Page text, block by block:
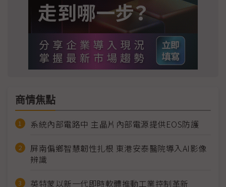
商情焦點
系統內部電路中 主晶片內部電源提供EOS防護
屏南偏鄉智慧韌性扎根 東港安泰醫院導入AI影像
辨識
英特蒙以新一代即時軟體推動工業控制革新